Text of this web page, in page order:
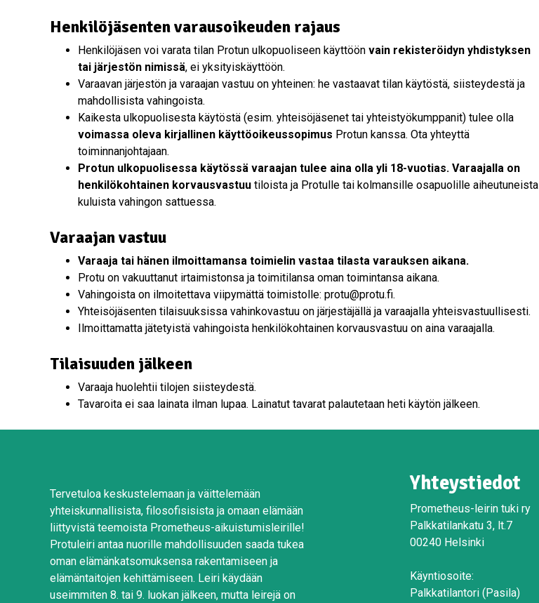
Henkilöjäsenten varausoikeuden rajaus
Henkilöjäsen voi varata tilan Protun ulkopuoliseen käyttöön vain rekisteröidyn yhdistyksen
tai järjestön nimissä, ei yksityiskäyttöön.
Varaavan järjestön ja varaajan vastuu on yhteinen: he vastaavat tilan käytöstä, siisteydestä ja
mahdollisista vahingoista.
Kaikesta ulkopuolisesta käytöstä (esim. yhteisöjäsenet tai yhteistyökumppanit) tulee olla
voimassa oleva kirjallinen käyttöoikeussopimus Protun kanssa. Ota yhteyttä
toiminnanjohtajaan.
Protun ulkopuolisessa käytössä varaajan tulee aina olla yli 18-vuotias. Varaajalla on
henkilökohtainen korvausvastuu tiloista ja Protulle tai kolmansille osapuolille aiheutuneista
kuluista vahingon sattuessa.
Varaajan vastuu
Varaaja tai hänen ilmoittamansa toimielin vastaa tilasta varauksen aikana.
Protu on vakuuttanut irtaimistonsa ja toimitilansa oman toimintansa aikana.
Vahingoista on ilmoitettava viipymättä toimistolle: protu@protu.fi.
Yhteisöjäsenten tilaisuuksissa vahinkovastuu on järjestäjällä ja varaajalla yhteisvastuullisesti.
Ilmoittamatta jätetyistä vahingoista henkilökohtainen korvausvastuu on aina varaajalla.
Tilaisuuden jälkeen
Varaaja huolehtii tilojen siisteydestä.
Tavaroita ei saa lainata ilman lupaa. Lainatut tavarat palautetaan heti käytön jälkeen.
Tervetuloa keskustelemaan ja väittelemään
yhteiskunnallisista, filosofisisista ja omaan elämään
liittyvistä teemoista Prometheus-aikuistumisleirille!
Protuleiri antaa nuorille mahdollisuuden saada tukea
oman elämänkatsomuksensa rakentamiseen ja
elämäntaitojen kehittämiseen. Leiri käydään
useimmiten 8. tai 9. luokan jälkeen, mutta leirejä on
Yhteystiedot
Prometheus-leirin tuki ry
Palkkatilankatu 3, lt.7
00240 Helsinki
Käyntiosoite:
Palkkatilantori (Pasila)